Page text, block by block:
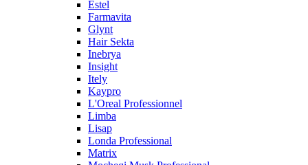
Estel
Farmavita
Glynt
Hair Sekta
Inebrya
Insight
Itely
Kaypro
L'Oreal Professionnel
Limba
Lisap
Londa Professional
Matrix